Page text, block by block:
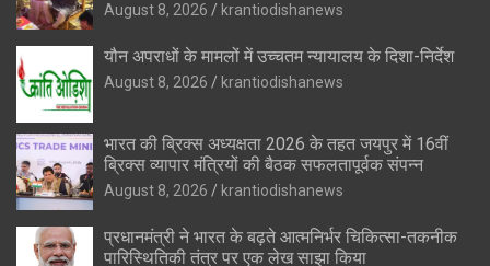
August 8, 2026 krantiodishanews
यौन अपराधों के मामलों में उच्चतम न्यायालय के दिशा-निर्देश
August 8, 2026 krantiodishanews
भारत की ब्रिक्‍स अध्यक्षता 2026 के तहत जयपुर में 16वीं
ब्रिक्‍स व्यापार मंत्रियों की बैठक सफलतापूर्वक संपन्न
August 8, 2026 krantiodishanews
प्रधानमंत्री ने भारत के बढ़ते आत्मनिर्भर चिकित्सा-तकनीक
पारिस्थितिकी तंत्र पर एक लेख साझा किया